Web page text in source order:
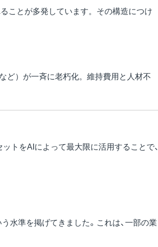
ことが多発しています。その構造につけ
ど）が一斉に老朽化。維持費用と人材不
トをAIによって最大限に活用することで、
水準を掲げてきました。これは、一部の業